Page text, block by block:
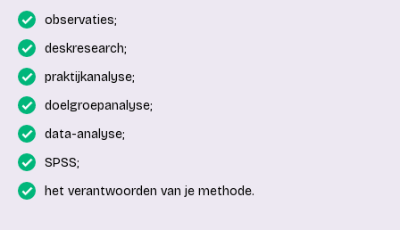
observaties;
deskresearch;
praktijkanalyse;
doelgroepanalyse;
data-analyse;
SPSS;
het verantwoorden van je methode.